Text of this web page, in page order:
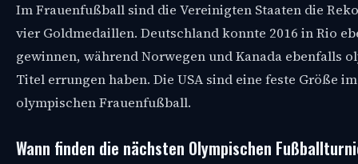
Im Frauenfußball sind die Vereinigten Staaten die
vier Goldmedaillen. Deutschland konnte 2016 in Rio
gewinnen, während Norwegen und Kanada ebenfalls
Titel errungen haben. Die USA sind eine feste Größe im
olympischen Frauenfußball.
Wann finden die nächsten Olympischen